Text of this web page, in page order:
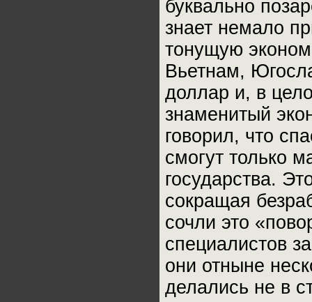
буквально
знает немало
тонущую
Вьетнам,
доллар и, в
знаменитый
говорил, что
смогут только
государства.
сокращая
сочли это
специалистов
они отныне
делались не в